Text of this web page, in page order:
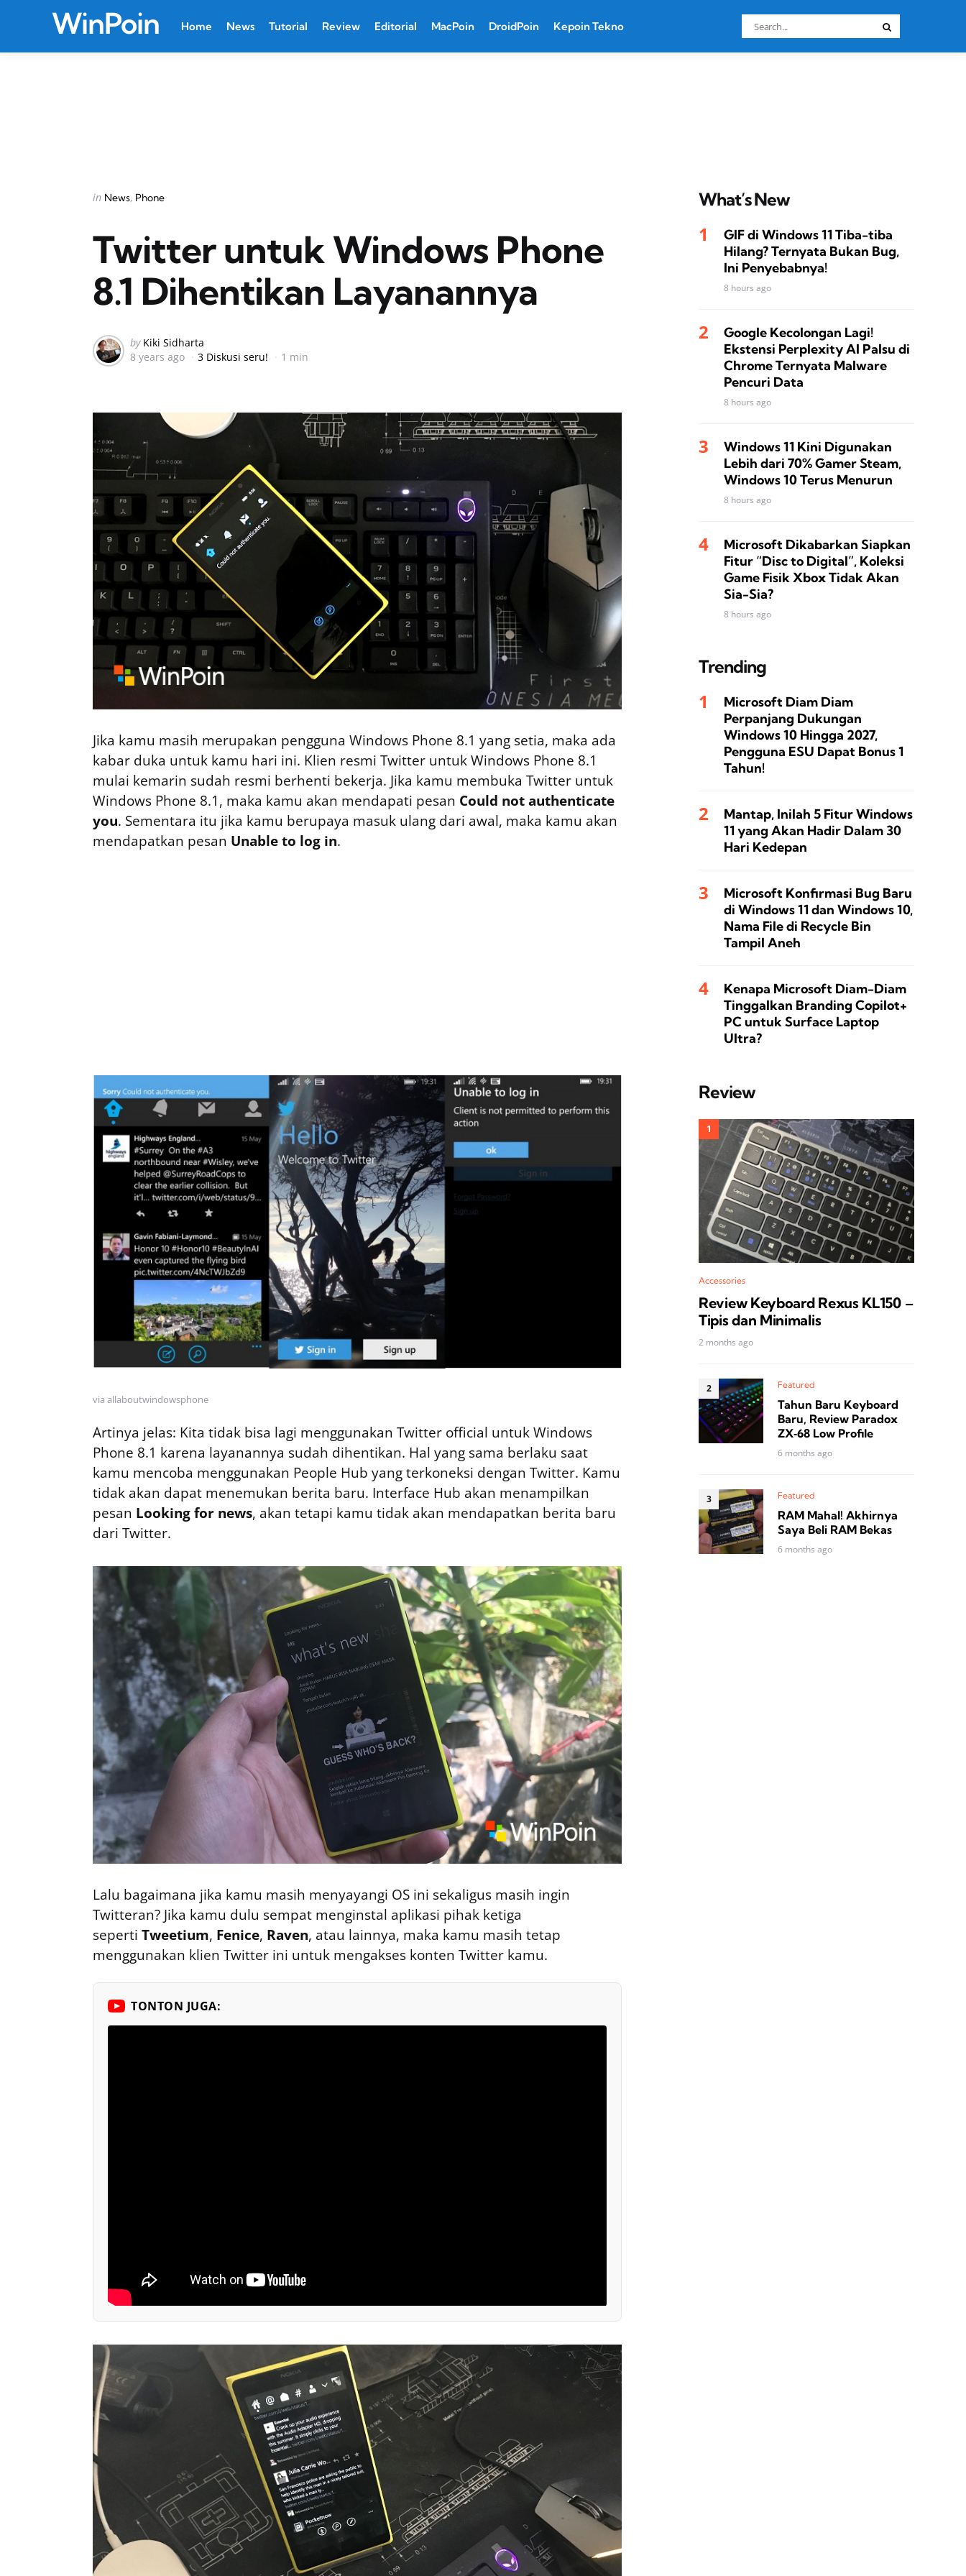
WinPoin Home News Tutorial Review Editorial MacPoin DroidPoin Kepoin Tekno
Search
for:
Categories
Posted
in News Phone
Twitter untuk Windows Phone
8.1 Dihentikan Layanannya
Posted
by
by Kiki Sidharta
8 years ago
3 Diskusi seru! 1 min
Jika kamu masih merupakan pengguna Windows Phone 8.1 yang setia, maka ada
kabar duka untuk kamu hari ini. Klien resmi Twitter untuk Windows Phone 8.1
mulai kemarin sudah resmi berhenti bekerja. Jika kamu membuka Twitter untuk
Windows Phone 8.1, maka kamu akan mendapati pesan Could not authenticate
you. Sementara itu jika kamu berupaya masuk ulang dari awal, maka kamu akan
mendapatkan pesan Unable to log in.
via allaboutwindowsphone
Artinya jelas: Kita tidak bisa lagi menggunakan Twitter official untuk Windows
Phone 8.1 karena layanannya sudah dihentikan. Hal yang sama berlaku saat
kamu mencoba menggunakan People Hub yang terkoneksi dengan Twitter. Kamu
tidak akan dapat menemukan berita baru. Interface Hub akan menampilkan
pesan Looking for news, akan tetapi kamu tidak akan mendapatkan berita baru
dari Twitter.
Lalu bagaimana jika kamu masih menyayangi OS ini sekaligus masih ingin
Twitteran? Jika kamu dulu sempat menginstal aplikasi pihak ketiga
seperti Tweetium, Fenice, Raven, atau lainnya, maka kamu masih tetap
menggunakan klien Twitter ini untuk mengakses konten Twitter kamu.
TONTON JUGA:
What’s New
GIF di Windows 11 Tiba-tiba
Hilang? Ternyata Bukan Bug,
Ini Penyebabnya!
8 hours ago
Google Kecolongan Lagi!
Ekstensi Perplexity AI Palsu di
Chrome Ternyata Malware
Pencuri Data
8 hours ago
Windows 11 Kini Digunakan
Lebih dari 70% Gamer Steam,
Windows 10 Terus Menurun
8 hours ago
Microsoft Dikabarkan Siapkan
Fitur “Disc to Digital”, Koleksi
Game Fisik Xbox Tidak Akan
Sia-Sia?
8 hours ago
Trending
Microsoft Diam Diam
Perpanjang Dukungan
Windows 10 Hingga 2027,
Pengguna ESU Dapat Bonus 1
Tahun!
Mantap, Inilah 5 Fitur Windows
11 yang Akan Hadir Dalam 30
Hari Kedepan
Microsoft Konfirmasi Bug Baru
di Windows 11 dan Windows 10,
Nama File di Recycle Bin
Tampil Aneh
Kenapa Microsoft Diam-Diam
Tinggalkan Branding Copilot+
PC untuk Surface Laptop
Ultra?
Review
Accessories
Review Keyboard Rexus KL150 –
Tipis dan Minimalis
2 months ago
Featured
Tahun Baru Keyboard
Baru, Review Paradox
ZX‑68 Low Profile
6 months ago
Featured
RAM Mahal! Akhirnya
Saya Beli RAM Bekas
6 months ago